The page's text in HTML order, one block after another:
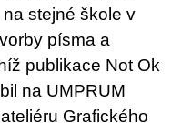
stejné škole v
písma a
publikace Not Ok
na UMPRUM
Grafického